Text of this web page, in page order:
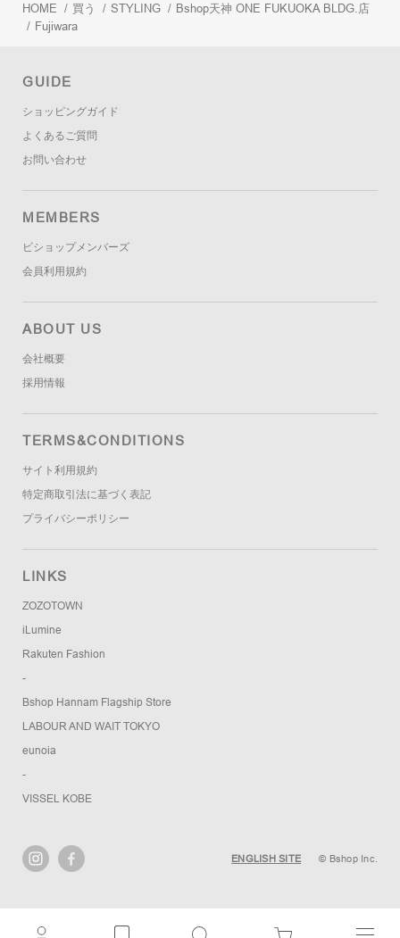
HOME / 買う / STYLING / Bshop天神 ONE FUKUOKA BLDG.店
/ Fujiwara
GUIDE
ショッピングガイド
よくあるご質問
お問い合わせ
MEMBERS
ビショップメンバーズ
会員利用規約
ABOUT US
会社概要
採用情報
TERMS&CONDITIONS
サイト利用規約
特定商取引法に基づく表記
プライバシーポリシー
LINKS
ZOZOTOWN
iLumine
Rakuten Fashion
-
Bshop Hannam Flagship Store
LABOUR AND WAIT TOKYO
eunoia
-
VISSEL KOBE
ENGLISH SITE © Bshop Inc.